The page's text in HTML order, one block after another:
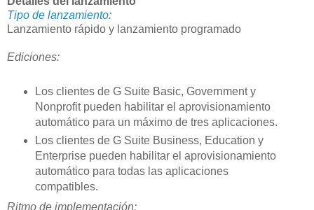
Tipo de lanzamiento:
Lanzamiento rápido y lanzamiento programado
Ediciones:
Los clientes de G Suite Basic, Government y
Nonprofit pueden habilitar el aprovisionamiento
automático para un máximo de tres aplicaciones.
Los clientes de G Suite Business, Education y
Enterprise pueden habilitar el aprovisionamiento
automático para todas las aplicaciones
compatibles.
Ritmo de implementación: